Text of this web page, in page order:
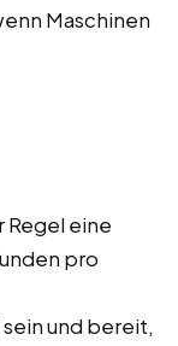
Maschinen
eine
pro
und bereit,